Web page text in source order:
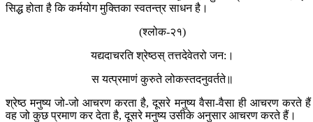
सिद्ध होता है कि कर्मयोग मुक्तिका स्वतन्त्र साधन है।
(श्लोक-२१)
यद्यदाचरति श्रेष्ठ‍‍‍स् तत्तदेवेतरो जन:।
स यत्प्रमाणं कुरुते लोकस्तदनुवर्तते॥
श्रेष्ठ मनुष्य जो-जो आचरण करता है, दूसरे मनुष्य वैसा-वैसा ही आचरण करते
वह जो कुछ प्रमाण कर देता है, दूसरे मनुष्य उसीके अनुसार आचरण करते हैं।